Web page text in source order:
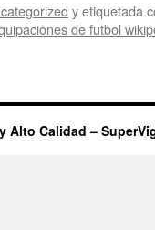
y etiquetada
de futbol
Alto Calidad –